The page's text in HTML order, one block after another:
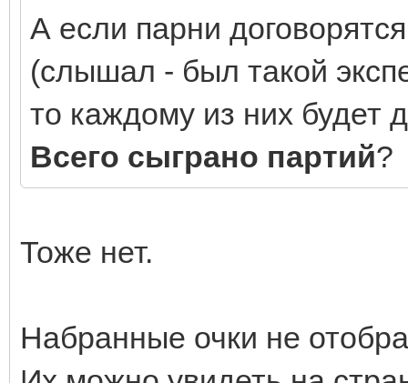
А если парни
(слышал - был такой
то каждому из них будет
Всего сыграно партий?
Тоже нет.
Набранные очки не